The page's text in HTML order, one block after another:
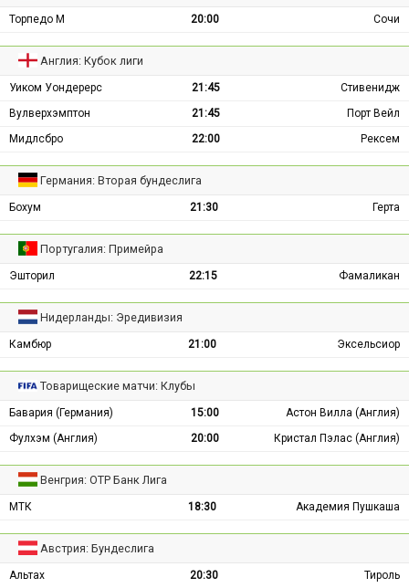
Торпедо М 20:00 Сочи
Англия: Кубок лиги
Уиком Уондерерс 21:45
Стивенидж
Вулверхэмптон
21:45
Порт Вейл
Мидлсбро
22:00 Рексем
Германия: Вторая бундеслига
Бохум 21:30 Герта
Португалия: Примейра
Эшторил 22:15 Фамаликан
Нидерланды: Эредивизия
Камбюр 21:00 Эксельсиор
Товарищеские матчи: Клубы
Бавария (Германия) 15:00
Астон Вилла (Англия)
Фулхэм (Англия)
20:00 Кристал Пэлас (Англия)
Венгрия: ОТР Банк Лига
МТК 18:30 Академия Пушкаша
Австрия: Бундеслига
Альтах 20:30 Тироль